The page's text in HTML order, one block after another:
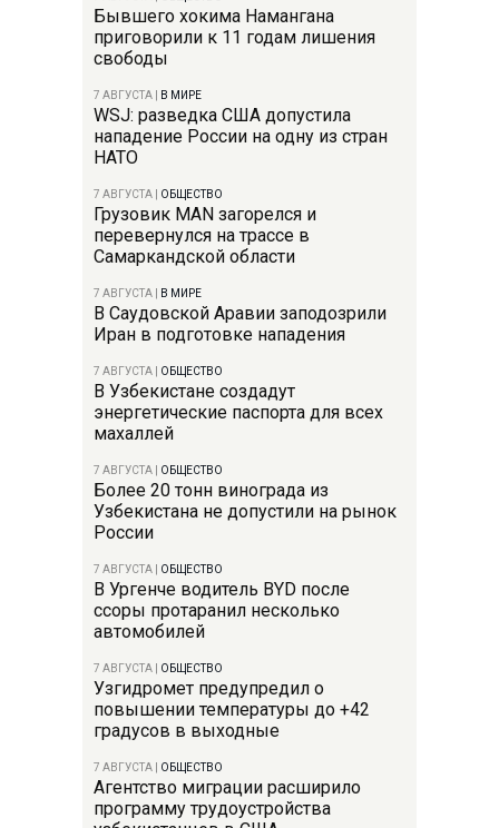
Бывшего хокима Намангана
приговорили к 11 годам лишения
свободы
7 АВГУСТА В МИРЕ
WSJ: разведка США допустила
нападение России на одну из стран
НАТО
7 АВГУСТА ОБЩЕСТВО
Грузовик MAN загорелся и
перевернулся на трассе в
Самаркандской области
7 АВГУСТА В МИРЕ
В Саудовской Аравии заподозрили
Иран в подготовке нападения
7 АВГУСТА ОБЩЕСТВО
В Узбекистане создадут
энергетические паспорта для всех
махаллей
7 АВГУСТА ОБЩЕСТВО
Более 20 тонн винограда из
Узбекистана не допустили на рынок
России
7 АВГУСТА ОБЩЕСТВО
В Ургенче водитель BYD после
ссоры протаранил несколько
автомобилей
7 АВГУСТА ОБЩЕСТВО
Узгидромет предупредил о
повышении температуры до +42
градусов в выходные
7 АВГУСТА ОБЩЕСТВО
Агентство миграции расширило
программу трудоустройства